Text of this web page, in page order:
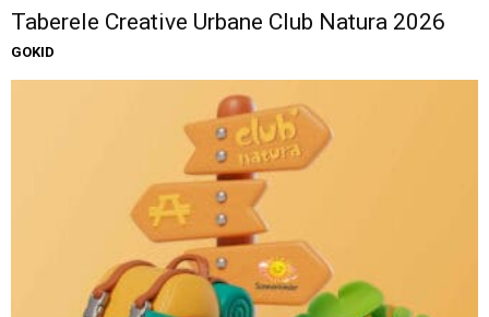
Taberele Creative Urbane Club Natura 2026
GOKID